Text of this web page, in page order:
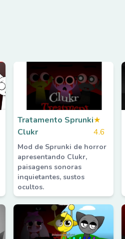
Tratamento Sprunki
Clukr
★
4.6
Mod de Sprunki de horror
apresentando Clukr,
paisagens sonoras
inquietantes, sustos
ocultos.